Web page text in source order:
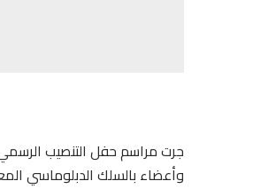
جرت مراسم حفل التنصيب
وأعضاء بالسلك الدبلوماسي